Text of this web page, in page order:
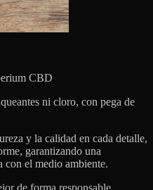
CBD
ni cloro, con pega de
y la calidad en cada detalle,
garantizando una
con el medio ambiente.
de forma responsable.